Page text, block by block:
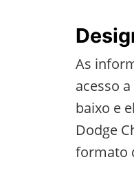
As
acesso
baixo e
Dodge
formato